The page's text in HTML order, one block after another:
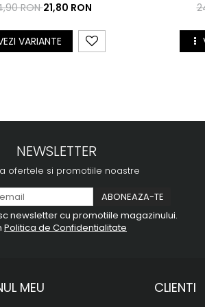
RON21,80 RON
VARIANTE
NEWSLETTER
ofertele si promotiile noastre
newsletter cu promotiile magazinului.
Politica de Confidentialitate
MEU CLIENTI